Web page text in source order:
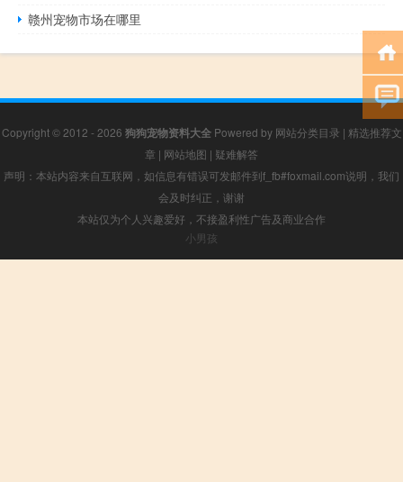
赣州宠物市场在哪里
Copyright © 2012 - 2026 狗狗宠物资料大全Powered by 网站分类目录 | 精选推荐文
章 | 网站地图 | 疑难解答
声明：本站内容来自互联网，如信息有错误可发邮件到f_fb#foxmail.com说明，我们
会及时纠正，谢谢
本站仅为个人兴趣爱好，不接盈利性广告及商业合作
小男孩